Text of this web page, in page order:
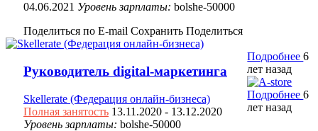
04.06.2021 Уровень зарплаты: bolshe-50000
Поделиться по E-mail Сохранить Поделиться
Руководитель digital-маркетинга
Skellerate (Федерация онлайн-бизнеса)
Полная занятость 13.11.2020 - 13.12.2020
Уровень зарплаты: bolshe-50000
Подробнее6
лет назад
Подробнее6
лет назад